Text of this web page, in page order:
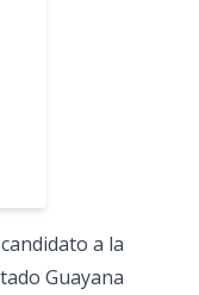
a la
Guayana